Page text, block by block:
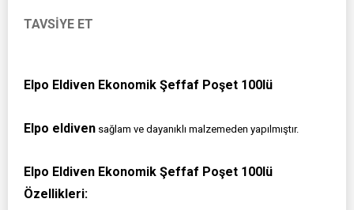
TAVSIYE ET
Elpo Eldiven Ekonomik Şeffaf Poşet 100lü
Elpo eldiven sağlam ve dayanıklı malzemeden yapılmıştır.
Elpo Eldiven Ekonomik Şeffaf Poşet 100lü
Özellikleri: